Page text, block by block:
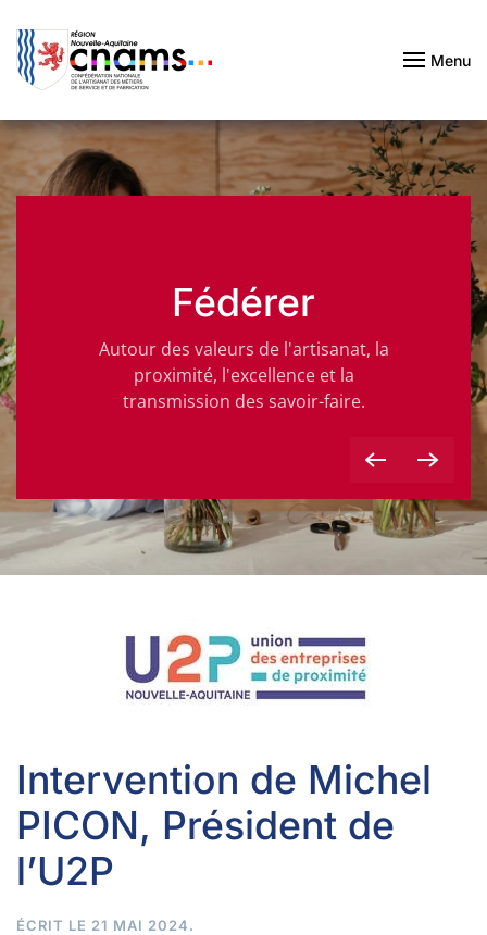
Passer au contenu principal Menu
Fédérer
Autour des valeurs de l'artisanat, la
proximité, l'excellence et la
transmission des savoir-faire.
Intervention de Michel
PICON, Président de
l’U2P
ÉCRIT LE 21 MAI 2024.